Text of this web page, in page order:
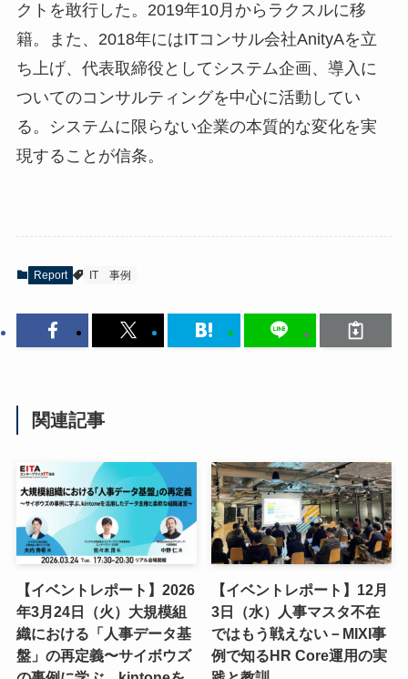
クトを敢行した。2019年10月からラクスルに移
籍。また、2018年にはITコンサル会社AnityAを立
ち上げ、代表取締役としてシステム企画、導入に
ついてのコンサルティングを中心に活動してい
る。システムに限らない企業の本質的な変化を実
現することが信条。
Report IT 事例
関連記事
【イベントレポート】2026
年3月24日（火）大規模組
織における「人事データ基
盤」の再定義〜サイボウズ
【イベントレポート】12月
3日（水）人事マスタ不在
ではもう戦えない－MIXI事
例で知るHR Core運用の実